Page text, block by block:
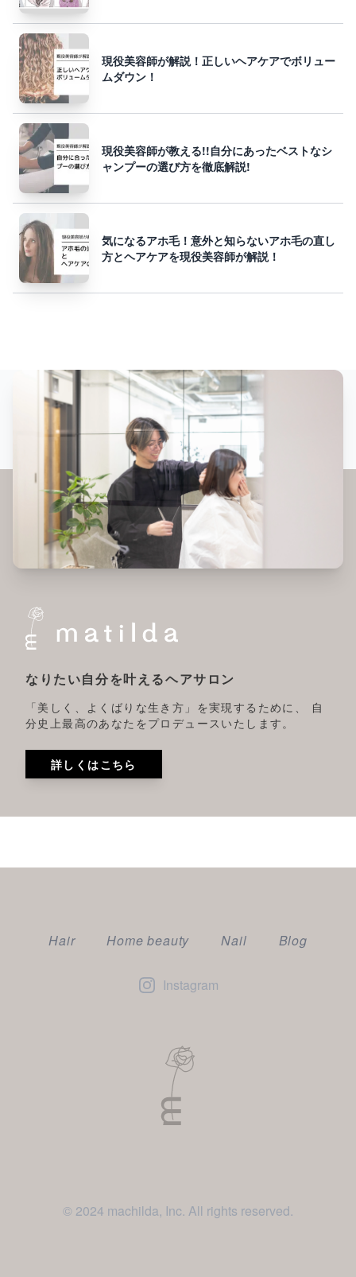
現役美容師が解説！正しいヘアケアでボリュー
ムダウン！
現役美容師が教える!!自分にあったベストなシ
ャンプーの選び方を徹底解説!
気になるアホ毛！意外と知らないアホ毛の直し
方とヘアケアを現役美容師が解説！
なりたい自分を叶えるヘアサロン
「美しく、よくばりな生き方」を実現するために、 自
分史上最高のあなたをプロデュースいたします。
詳しくはこちら
Hair Home beauty Nail Blog
Instagram
© 2024 machilda, Inc. All rights reserved.